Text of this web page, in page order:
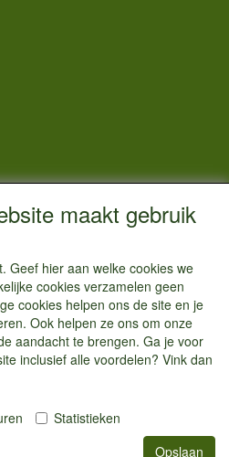
maakt gebruik
Geef hier aan welke cookies we
cookies verzamelen geen
cookies helpen ons de site en je
Ook helpen ze ons om onze
aandacht te brengen. Ga je voor
inclusief alle voordelen? Vink dan
Statistieken
Opslaan